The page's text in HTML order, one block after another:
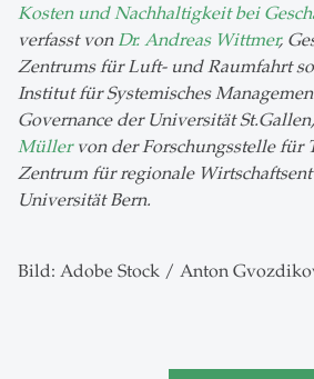
Kosten und Nachhaltigkeit bei
verfasst von Dr. Andreas Wittmer,
Zentrums für Luft- und Raumfahrt
Institut für Systemisches
Governance der Universität
Müllervon der Forschungsstelle für
Zentrum für regionale
Universität Bern.
Bild: Adobe Stock / Anton